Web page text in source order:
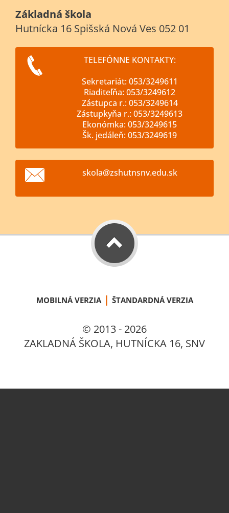
Základná škola
Hutnícka 16 Spišská Nová Ves 052 01
TELEFÓNNE KONTAKTY:
Sekretariát: 053/3249611
Riaditeľňa: 053/3249612
Zástupca r.: 053/3249614
Zástupkyňa r.: 053/3249613
Ekonómka: 053/3249615
Šk. jedáleň: 053/3249619
skola@zshutnsnv.edu.sk
MOBILNÁ VERZIA | ŠTANDARDNÁ VERZIA
© 2013 - 2026
ZAKLADNÁ ŠKOLA, HUTNÍCKA 16, SNV